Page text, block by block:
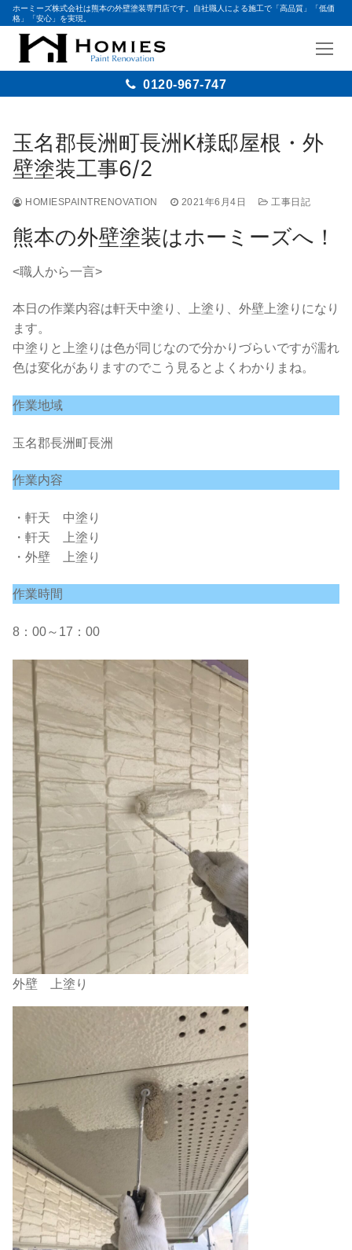
ホーミーズ株式会社は熊本の外壁塗装専門店です。自社職人による施工で「高品質」「低価
格」「安心」を実現。
0120-967-747
玉名郡長洲町長洲K様邸屋根・外
壁塗装工事6/2
HOMIESPAINTRENOVATION 2021年6月4日 工事日記
熊本の外壁塗装はホーミーズへ！
<職人から一言>
本日の作業内容は軒天中塗り、上塗り、外壁上塗りになり
ます。
中塗りと上塗りは色が同じなので分かりづらいですが濡れ
色は変化がありますのでこう見るとよくわかりまね。
作業地域
玉名郡長洲町長洲
作業内容
・軒天 中塗り
・軒天 上塗り
・外壁 上塗り
作業時間
8：00～17：00
外壁 上塗り